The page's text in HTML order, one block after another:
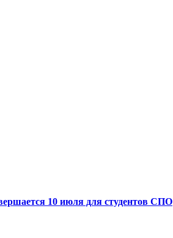
10 июля для студентов СПО